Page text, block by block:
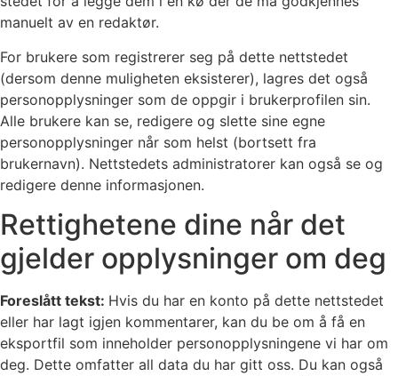
manuelt av en redaktør.
For brukere som registrerer seg på dette nettstedet
(dersom denne muligheten eksisterer), lagres det også
personopplysninger som de oppgir i brukerprofilen sin.
Alle brukere kan se, redigere og slette sine egne
personopplysninger når som helst (bortsett fra
brukernavn). Nettstedets administratorer kan også se og
redigere denne informasjonen.
Rettighetene dine når det
gjelder opplysninger om deg
Foreslått tekst: Hvis du har en konto på dette nettstedet
eller har lagt igjen kommentarer, kan du be om å få en
eksportfil som inneholder personopplysningene vi har om
deg. Dette omfatter all data du har gitt oss. Du kan også